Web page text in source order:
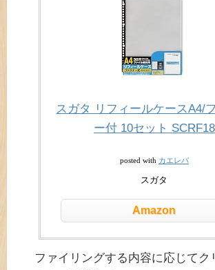
スガタ リフィールケースA4/
ー付 10セット SCRF18
posted with カエレバ
スガタ
Amazon
ファイリングする内容に応じてク